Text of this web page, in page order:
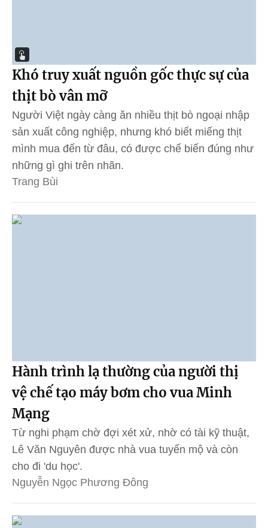
Khó truy xuất nguồn gốc thực sự của
thịt bò vân mỡ
Người Việt ngày càng ăn nhiều thịt bò ngoại nhập
sản xuất công nghiệp, nhưng khó biết miếng thịt
mình mua đến từ đâu, có được chế biến đúng như
những gì ghi trên nhãn.
Trang Bùi
Hành trình lạ thường của người thị
vệ chế tạo máy bơm cho vua Minh
Mạng
Từ nghi phạm chờ đợi xét xử, nhờ có tài kỹ thuật,
Lê Văn Nguyên được nhà vua tuyển mộ và còn
cho đi 'du học'.
Nguyễn Ngọc Phương Đông